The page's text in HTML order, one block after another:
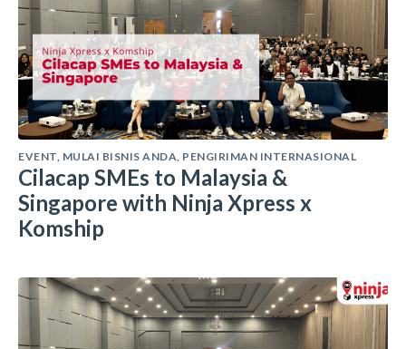
EVENT, MULAI BISNIS ANDA, PENGIRIMAN INTERNASIONAL
Cilacap SMEs to Malaysia &
Singapore with Ninja Xpress x
Komship